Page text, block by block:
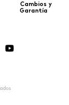
Cambios y
Garantía